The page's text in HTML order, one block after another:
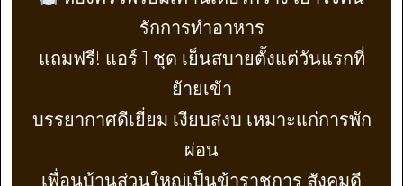
รักการทำอาหาร
แถมฟรี! แอร์ 1 ชุด เย็นสบายตั้งแต่วันแรกที่
ย้ายเข้า
บรรยากาศดีเยี่ยม เงียบสงบ เหมาะแก่การพัก
ผ่อน
เพื่อนบ้านส่วนใหญ่เป็นข้าราชการ สังคมดี